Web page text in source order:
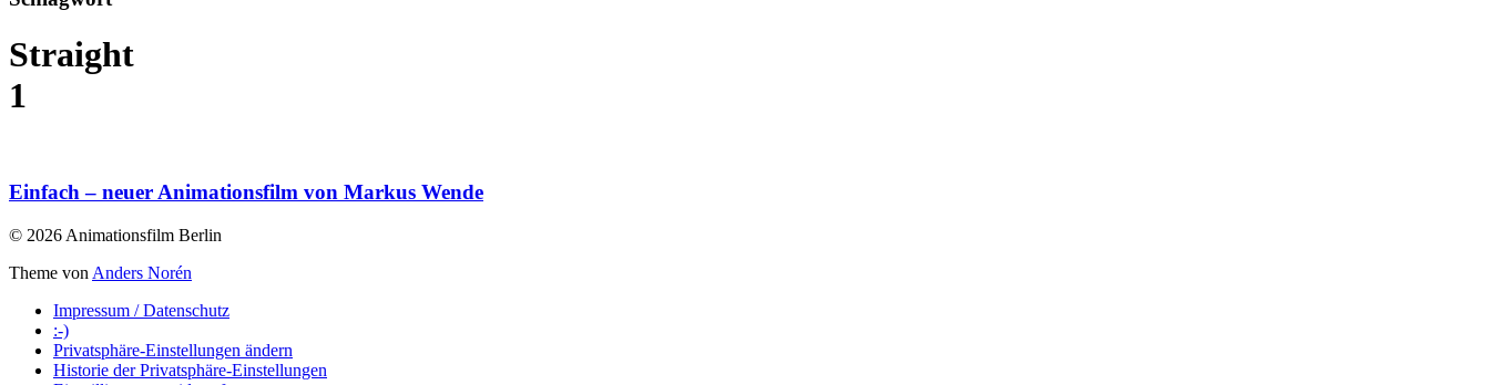
Straight
1
Einfach – neuer Animationsfilm von Markus Wende
© 2026 Animationsfilm Berlin
Theme von Anders Norén
Impressum / Datenschutz
:-)
Privatsphäre-Einstellungen ändern
Historie der Privatsphäre-Einstellungen